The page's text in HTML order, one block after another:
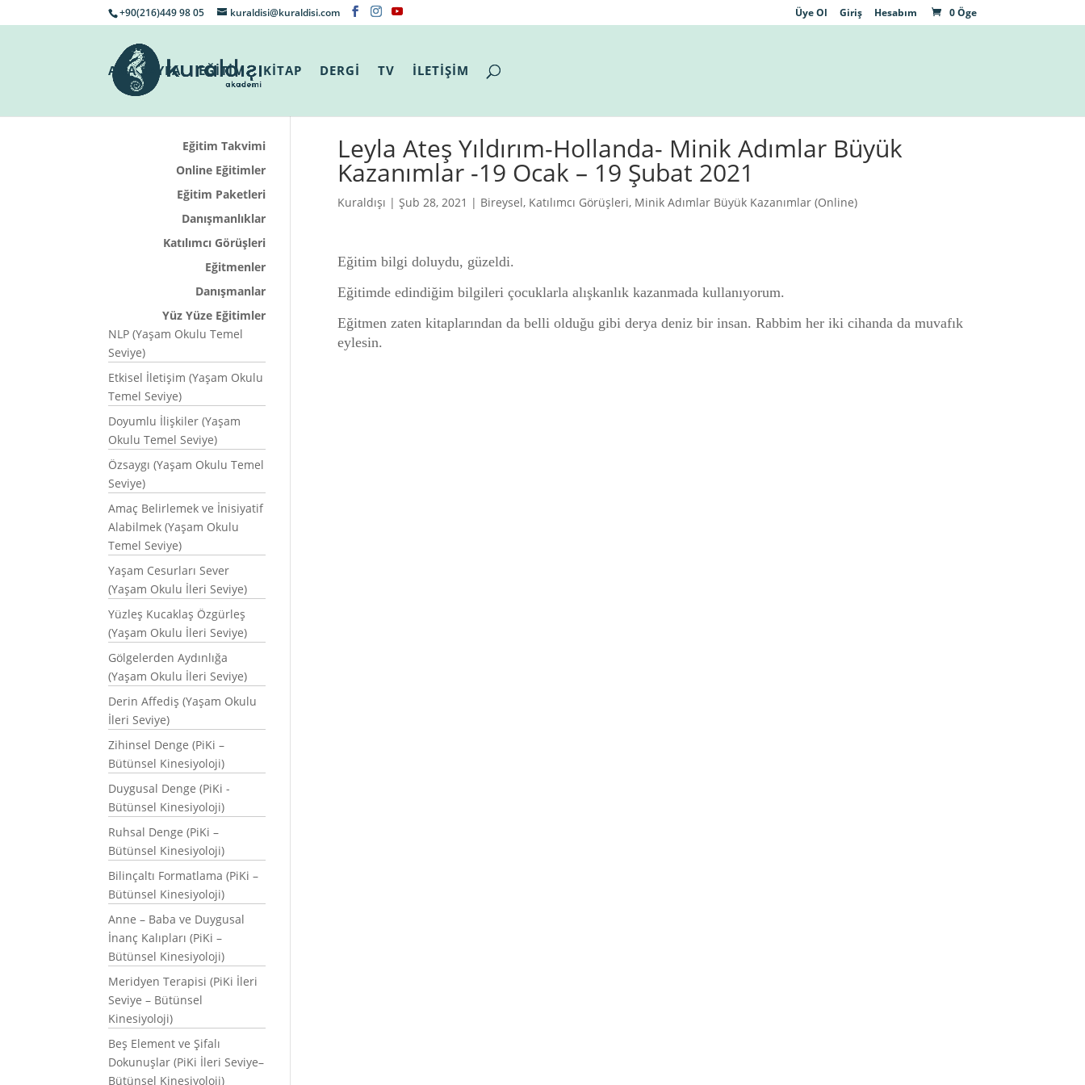
+90(216)449 98 05 kuraldisi@kuraldisi.com Üye Ol Giriş Hesabım 0 Öge
ANA SAYFA EĞİTİM KİTAP DERGİ TV İLETİŞİM
Leyla Ateş Yıldırım-Hollanda- Minik Adımlar Büyük
Kazanımlar -19 Ocak – 19 Şubat 2021
Kuraldışı | Şub 28, 2021 | Bireysel, Katılımcı Görüşleri, Minik Adımlar Büyük Kazanımlar (Online)
Eğitim bilgi doluydu, güzeldi.
Eğitimde edindiğim bilgileri çocuklarla alışkanlık kazanmada kullanıyorum.
Eğitmen zaten kitaplarından da belli olduğu gibi derya deniz bir insan. Rabbim her iki cihanda da muvafık
eylesin.
Eğitim Takvimi
Online Eğitimler
Eğitim Paketleri
Danışmanlıklar
Katılımcı Görüşleri
Eğitmenler
Danışmanlar
Yüz Yüze Eğitimler
NLP (Yaşam Okulu Temel
Seviye)
Etkisel İletişim (Yaşam Okulu
Temel Seviye)
Doyumlu İlişkiler (Yaşam
Okulu Temel Seviye)
Özsaygı (Yaşam Okulu Temel
Seviye)
Amaç Belirlemek ve İnisiyatif
Alabilmek (Yaşam Okulu
Temel Seviye)
Yaşam Cesurları Sever
(Yaşam Okulu İleri Seviye)
Yüzleş Kucaklaş Özgürleş
(Yaşam Okulu İleri Seviye)
Gölgelerden Aydınlığa
(Yaşam Okulu İleri Seviye)
Derin Affediş (Yaşam Okulu
İleri Seviye)
Zihinsel Denge (PiKi –
Bütünsel Kinesiyoloji)
Duygusal Denge (PiKi -
Bütünsel Kinesiyoloji)
Ruhsal Denge (PiKi –
Bütünsel Kinesiyoloji)
Bilinçaltı Formatlama (PiKi –
Bütünsel Kinesiyoloji)
Anne – Baba ve Duygusal
İnanç Kalıpları (PiKi –
Bütünsel Kinesiyoloji)
Meridyen Terapisi (PiKi İleri
Seviye – Bütünsel
Kinesiyoloji)
Beş Element ve Şifalı
Dokunuşlar (PiKi İleri Seviye–
Bütünsel Kinesiyoloji)